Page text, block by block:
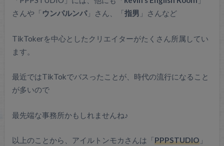
さんや「 ウンパルンパ」さん、「指男 」さんなど
TikTokerを中心としたクリエイターがたくさん所属してい
ます。
最近ではTikTokでバスったことが、時代の流行になること
が多いので
最先端な事務所かもしれませんね♪
以上のことから、アイルトンモカさんは「PPPSTUDIO」